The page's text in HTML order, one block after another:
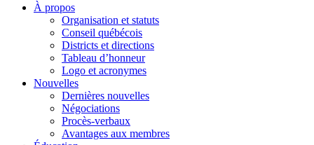
À propos
Organisation et statuts
Conseil québécois
Districts et directions
Tableau d’honneur
Logo et acronymes
Nouvelles
Dernières nouvelles
Négociations
Procès-verbaux
Avantages aux membres